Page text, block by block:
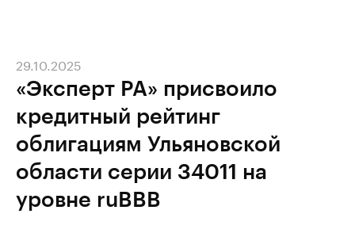
«Эксперт РА» присвоило
кредитный рейтинг
облигациям Ульяновской
области серии 34011 на
уровне ruBBB
29.10.2025